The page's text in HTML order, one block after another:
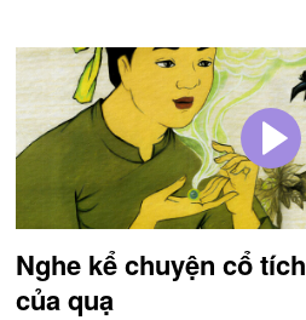
Nghe kể chuyện cổ
của quạ